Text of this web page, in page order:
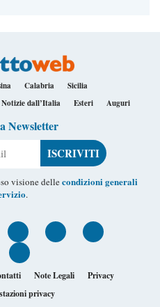
Calabria
Sicilia
Notizie dall’Italia Esteri Auguri
Newsletter
visione dellecondizioni generali
.
Note Legali
Privacy
privacy